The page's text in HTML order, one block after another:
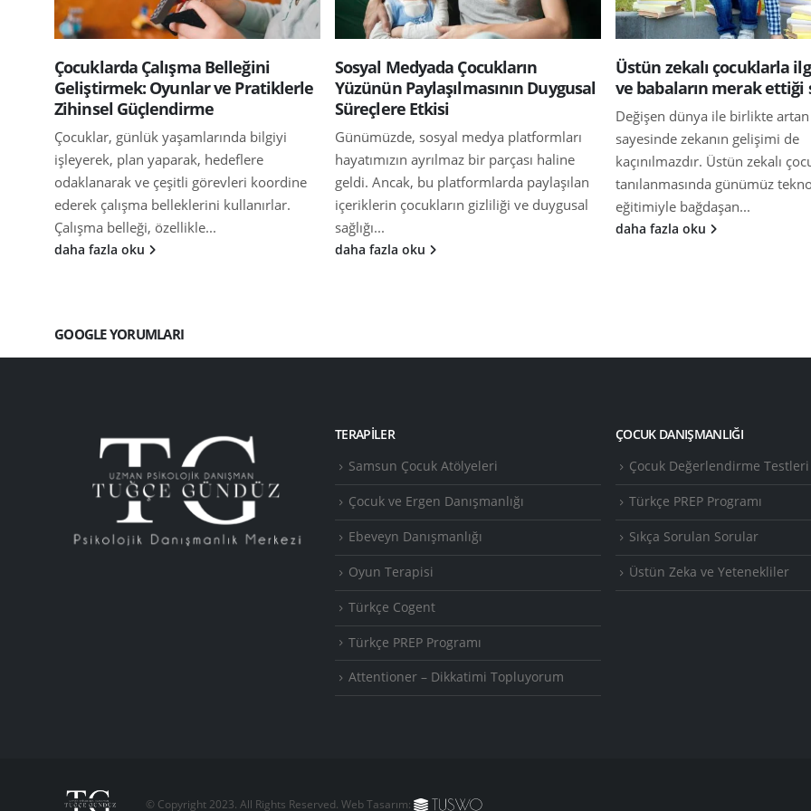
Çocuklarda Çalışma Belleğini
Geliştirmek: Oyunlar ve Pratiklerle
Zihinsel Güçlendirme
Çocuklar, günlük yaşamlarında bilgiyi
işleyerek, plan yaparak, hedeflere
odaklanarak ve çeşitli görevleri koordine
ederek çalışma belleklerini kullanırlar.
Çalışma belleği, özellikle...
daha fazla oku
Sosyal Medyada Çocukların
Yüzünün Paylaşılmasının Duygusal
Süreçlere Etkisi
Günümüzde, sosyal medya platformları
hayatımızın ayrılmaz bir parçası haline
geldi. Ancak, bu platformlarda paylaşılan
içeriklerin çocukların gizliliği ve duygusal
sağlığı...
daha fazla oku
Üstün zekalı çocuklarla
ve babaların merak ettiği
Değişen dünya ile birlikte
sayesinde zekanın gelişimi de
kaçınılmazdır. Üstün zekalı
tanılanmasında günümüz
eğitimiyle bağdaşan...
daha fazla oku
GOOGLE YORUMLARI
TERAPILER
Samsun Çocuk Atölyeleri
Çocuk ve Ergen Danışmanlığı
Ebeveyn Danışmanlığı
Oyun Terapisi
Türkçe Cogent
Türkçe PREP Programı
Attentioner – Dikkatimi Topluyorum
ÇOCUK DANIŞMANLIĞI
Çocuk Değerlendirme Testleri
Türkçe PREP Programı
Sıkça Sorulan Sorular
Üstün Zeka ve Yetenekliler
© Copyright 2023. All Rights Reserved. Web Tasarım: